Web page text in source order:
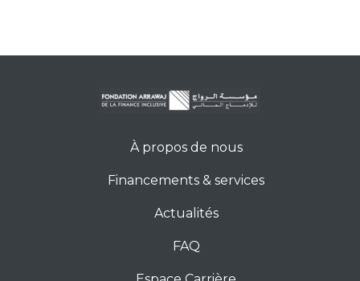
À propos de nous
Financements & services
Actualités
FAQ